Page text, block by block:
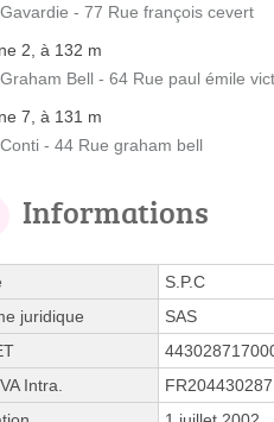
- 77 Rue françois cevert
2, à 132 m
Bell - 64 Rue paul émile
7, à 131 m
- 44 Rue graham bell
Informations
S.P.C
juridique
SAS
Intra.